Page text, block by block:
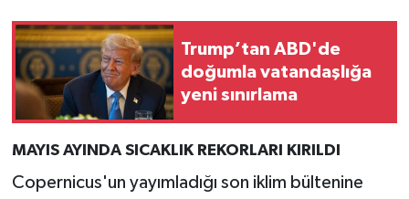
Trump’tan ABD'de
doğumla vatandaşlığa
yeni sınırlama
MAYIS AYINDA SICAKLIK REKORLARI KIRILDI
Copernicus'un yayımladığı son iklim bültenine